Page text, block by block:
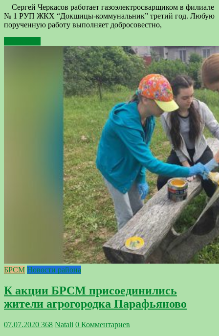
Сергей Черкасов работает газоэлектросварщиком в филиале
№ 1 РУП ЖКХ “Докшицы-коммунальник” третий год. Любую
порученную работу выполняет добросовестно,
БРСМ Новости района
К акции БРСМ присоединились
жители агрогородка Парафьяново
07.07.2020 368 Natali 0 Комментариев